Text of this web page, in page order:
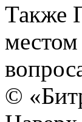
Также
©